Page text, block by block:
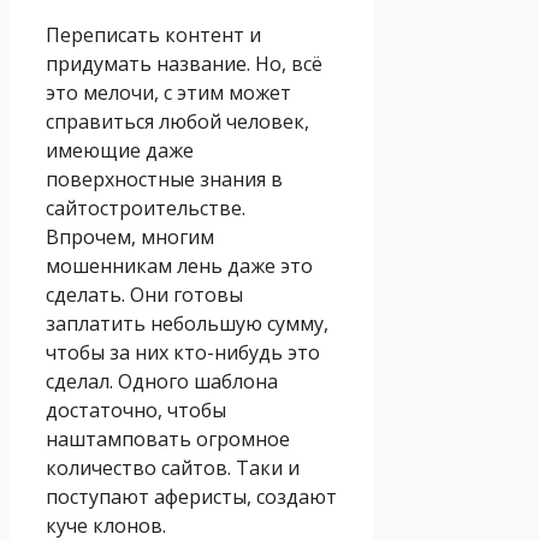
Переписать контент и
придумать название. Но, всё
это мелочи, с этим может
справиться любой человек,
имеющие даже
поверхностные знания в
сайтостроительстве.
Впрочем, многим
мошенникам лень даже это
сделать. Они готовы
заплатить небольшую сумму,
чтобы за них кто-нибудь это
сделал. Одного шаблона
достаточно, чтобы
наштамповать огромное
количество сайтов. Таки и
поступают аферисты, создают
куче клонов.